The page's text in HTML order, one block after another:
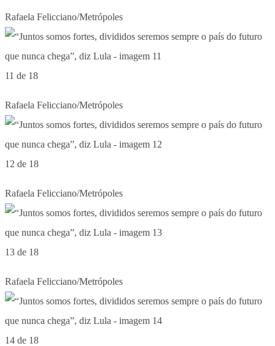
Rafaela Felicciano/Metrópoles
11 de 18
Rafaela Felicciano/Metrópoles
12 de 18
Rafaela Felicciano/Metrópoles
13 de 18
Rafaela Felicciano/Metrópoles
14 de 18